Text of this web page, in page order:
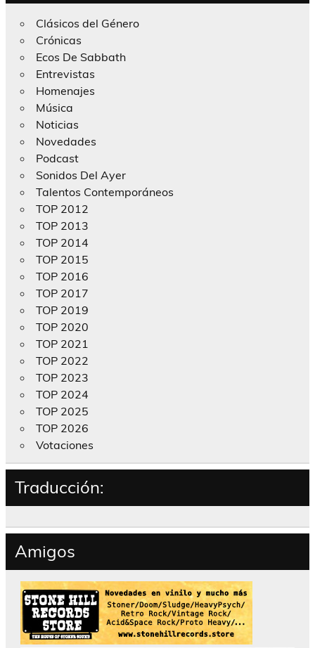
Clásicos del Género
Crónicas
Ecos De Sabbath
Entrevistas
Homenajes
Música
Noticias
Novedades
Podcast
Sonidos Del Ayer
Talentos Contemporáneos
TOP 2012
TOP 2013
TOP 2014
TOP 2015
TOP 2016
TOP 2017
TOP 2019
TOP 2020
TOP 2021
TOP 2022
TOP 2023
TOP 2024
TOP 2025
TOP 2026
Votaciones
Traducción:
Amigos